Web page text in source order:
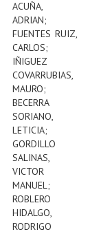
ACUÑA,
ADRIAN;
FUENTES RUIZ,
CARLOS;
IÑIGUEZ
COVARRUBIAS,
MAURO;
BECERRA
SORIANO,
LETICIA;
GORDILLO
SALINAS,
VICTOR
MANUEL;
ROBLERO
HIDALGO,
RODRIGO